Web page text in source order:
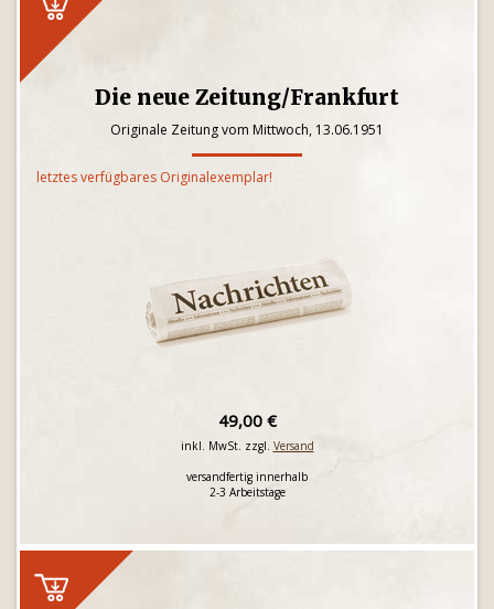
Die neue Zeitung/Frankfurt
Originale Zeitung vom Mittwoch, 13.06.1951
letztes verfügbares Originalexemplar!
49,00 €
inkl. MwSt. zzgl. Versand
versandfertig innerhalb
2-3 Arbeitstage